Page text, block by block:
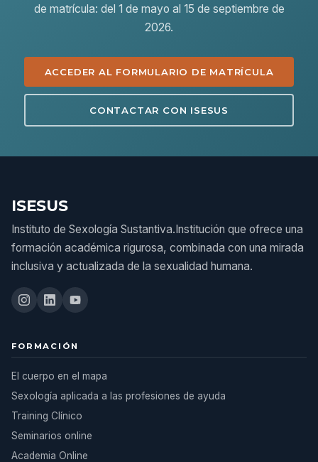
de matrícula: del 1 de mayo al 15 de septiembre de
2026.
ACCEDER AL FORMULARIO DE MATRÍCULA
CONTACTAR CON ISESUS
ISESUS
Instituto de Sexología Sustantiva.Institución que ofrece una
formación académica rigurosa, combinada con una mirada
inclusiva y actualizada de la sexualidad humana.
FORMACIÓN
El cuerpo en el mapa
Sexología aplicada a las profesiones de ayuda
Training Clínico
Seminarios online
Academia Online